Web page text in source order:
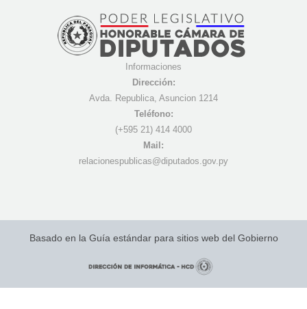
Informaciones
Dirección:
Avda. Republica, Asuncion 1214
Teléfono:
(+595 21) 414 4000
Mail:
relacionespublicas@diputados.gov.py
Basado en la Guía estándar para sitios web del Gobierno